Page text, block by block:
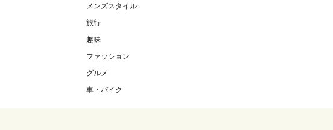
メンズスタイル
旅行
趣味
ファッション
グルメ
車・バイク